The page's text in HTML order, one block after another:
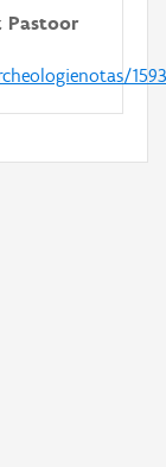
Pastoor
1593